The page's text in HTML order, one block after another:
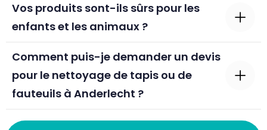
Vos produits sont-ils sûrs pour les
enfants et les animaux ?
Comment puis-je demander un devis
pour le nettoyage de tapis ou de
fauteuils à Anderlecht ?